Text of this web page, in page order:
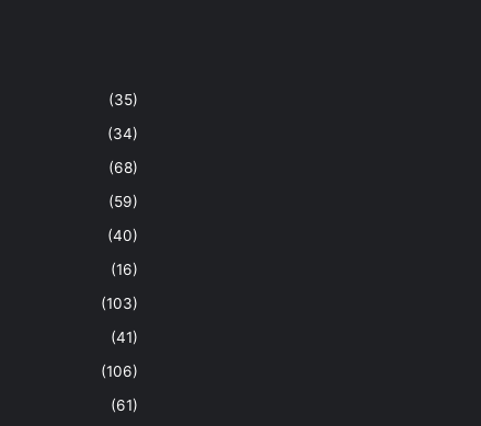
(35)
(34)
(68)
(59)
(40)
(16)
(103)
(41)
(106)
(61)